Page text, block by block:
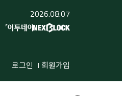
2026.08.07
로그인 회원가입